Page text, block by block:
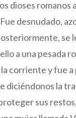
dioses romanos
desnudado,
se
a una pesada
corriente y fue a
diciéndonos la
sus